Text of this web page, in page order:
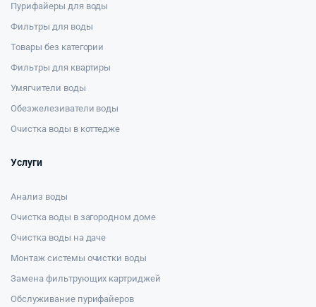
Пурифайеры для воды
Фильтры для воды
Товары без категории
Фильтры для квартиры
Умягчители воды
Обезжелезиватели воды
Очистка воды в коттедже
Услуги
Анализ воды
Очистка воды в загородном доме
Очистка воды на даче
Монтаж системы очистки воды
Замена фильтрующих картриджей
Обслуживание пурифайеров